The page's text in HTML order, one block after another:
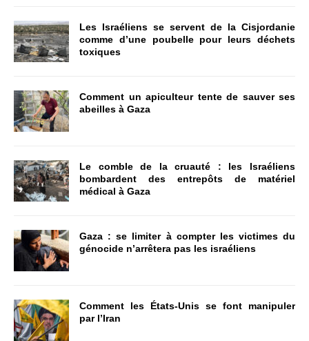
Les Israéliens se servent de la Cisjordanie
comme d’une poubelle pour leurs déchets
toxiques
Comment un apiculteur tente de sauver ses
abeilles à Gaza
Le comble de la cruauté : les Israéliens
bombardent des entrepôts de matériel
médical à Gaza
Gaza : se limiter à compter les victimes du
génocide n’arrêtera pas les israéliens
Comment les États-Unis se font manipuler
par l’Iran